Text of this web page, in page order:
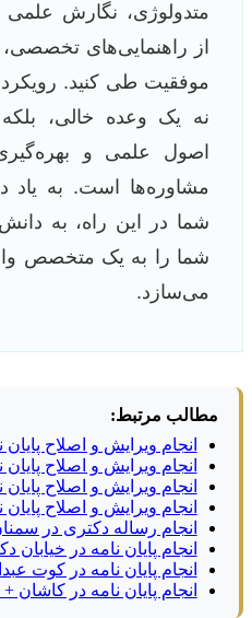
متدولوژی، نگارش
از راهنمایی‌های تخصصی،
موفقیت طی کنید. رویکرد
نه یک وعده خالی،
اصول علمی و
مشاوره‌ها است. به یاد
شما در این راه، به
شما را به یک متخصص
می‌سازد.
مطالب مرتبط:
انجام ویرایش و اصلاح
انجام ویرایش و اصلاح
انجام ویرایش و اصلاح
انجام ویرایش و اصلاح
انجام رساله دکتری در
انجام پایان نامه در
انجام پایان نامه در کوت
انجام پایان نامه در کاشان